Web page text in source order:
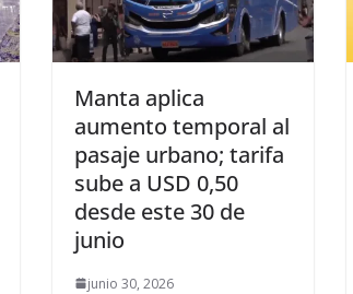
Manta aplica
aumento temporal al
pasaje urbano; tarifa
sube a USD 0,50
desde este 30 de
junio
junio 30, 2026